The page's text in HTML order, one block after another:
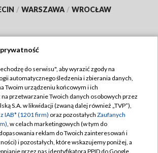
/ WARSZAWA / WROCŁAW
TVP
TVP
Cyfrowa
Regulamin TVP
Polityka prywatności
Moje zgody
Pomoc
do serwisu", aby wyrazić zgody na
automatycznego śledzenia i zbierania danych,
Twoim urządzeniu końcowym i ich
przetwarzanie Twoich danych osobowych przez
S.A. w likwidacji (zwaną dalej również „TVP”),
IAB* (1201 firm) oraz pozostałych Zaufanych
, w celach marketingowych (w tym do
reklam do Twoich zainteresowań i
i pozostałych, które wskazujemy poniżej, a
przez nas identyfikatora PPID do Google.